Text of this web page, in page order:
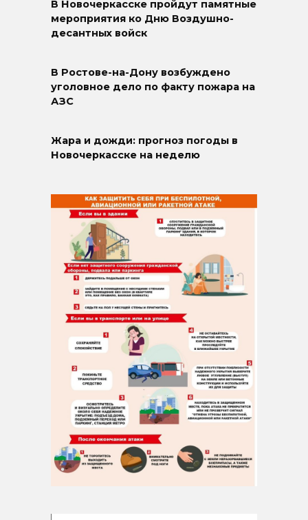
В Новочеркасске пройдут памятные
мероприятия ко Дню Воздушно-
десантных войск
В Ростове-на-Дону возбуждено
уголовное дело по факту пожара на
АЗС
Жара и дожди: прогноз погоды в
Новочеркасске на неделю